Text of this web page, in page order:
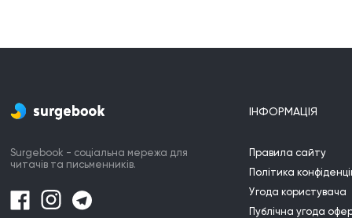
Surgebook - соціальна мережа для
читачів та письменників.
ІНФОРМАЦІЯ
Правила сайту
Політика
Угода користувача
Публічна угода